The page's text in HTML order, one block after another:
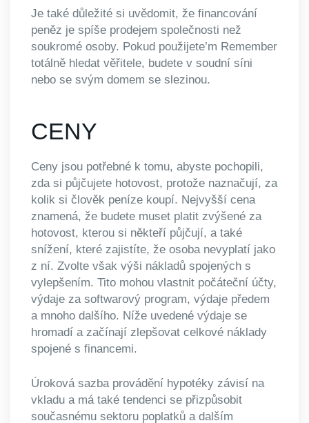
Je také důležité si uvědomit, že financování
peněz je spíše prodejem společnosti než
soukromé osoby. Pokud použijete’m Remember
totálně hledat věřitele, budete v soudní síni
nebo se svým domem se slezinou.
CENY
Ceny jsou potřebné k tomu, abyste pochopili,
zda si půjčujete hotovost, protože naznačují, za
kolik si člověk peníze koupí. Nejvyšší cena
znamená, že budete muset platit zvýšené za
hotovost, kterou si někteří půjčují, a také
snížení, které zajistíte, že osoba nevyplatí jako
z ní. Zvolte však výši nákladů spojených s
vylepšením. Tito mohou vlastnit počáteční účty,
výdaje za softwarový program, výdaje předem
a mnoho dalšího. Níže uvedené výdaje se
hromadí a začínají zlepšovat celkové náklady
spojené s financemi.
Úroková sazba provádění hypotéky závisí na
vkladu a má také tendenci se přizpůsobit
současnému sektoru poplatků a dalším